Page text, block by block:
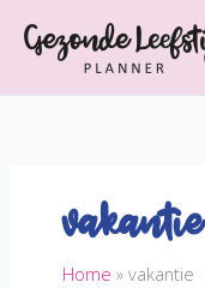
naar
inhoud
vakantie
Home vakantie